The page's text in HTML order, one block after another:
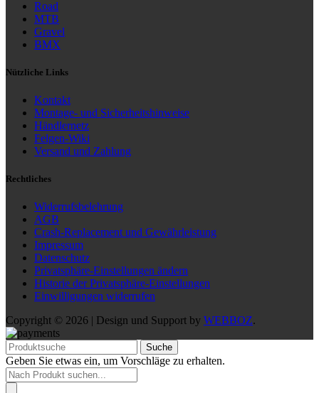
Road
MTB
Gravel
BMX
Nützliche Links
Kontakt
Montage- und Sicherheitshinweise
Händlernetz
Felgen-Wiki
Versand und Zahlung
Rechtliches
Widerrufsbelehrung
AGB
Crash-Replacement und Gewährleistung
Impressum
Datenschutz
Privatsphäre-Einstellungen ändern
Historie der Privatsphäre-Einstellungen
Einwilligungen widerrufen
Copyright © 2026 | Design und Support by WEBBOZ.
Suche
Geben Sie etwas ein, um Vorschläge zu erhalten.
Products
search